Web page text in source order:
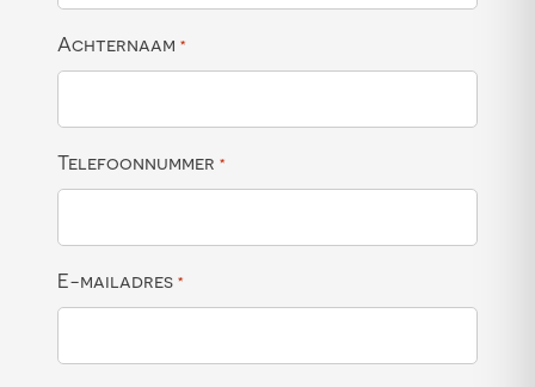
Achternaam *
Telefoonnummer *
E-mailadres *